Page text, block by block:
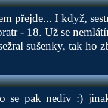
přejde... I když,
- 18. Už se
sušenky, tak ho
se pak nediv :)